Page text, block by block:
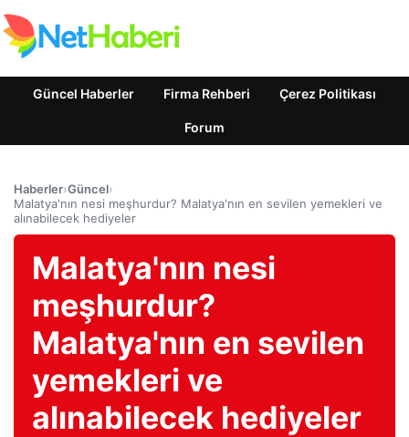
Güncel Haberler Firma Rehberi Çerez Politikası
Forum
Haberler›Güncel›
Malatya'nın nesi meşhurdur? Malatya'nın en sevilen yemekleri ve
alınabilecek hediyeler
Malatya'nın nesi
meşhurdur?
Malatya'nın en sevilen
yemekleri ve
alınabilecek hediyeler